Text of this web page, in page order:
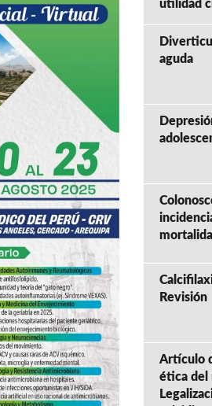
utilidad
aguda
Revisión
Artículo
ética del